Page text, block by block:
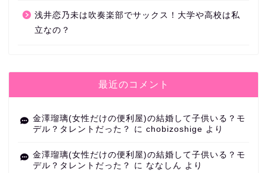
浅井恋乃未は吹奏楽部でサックス！大学や高校は私
立なの？
最近のコメント
金澤瑠璃(女性だけの便利屋)の結婚して子供いる？モ
デル？タレントだった？
に chobizoshige より
金澤瑠璃(女性だけの便利屋)の結婚して子供いる？モ
デル？タレントだった？
に ななしん より